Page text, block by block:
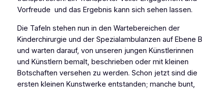
Vorfreude und das Ergebnis kann sich sehen lassen.
Die Tafeln stehen nun in den Wartebereichen der
Kinderchirurgie und der Spezialambulanzen auf Ebene B
und warten darauf, von unseren jungen Künstlerinnen
und Künstlern bemalt, beschrieben oder mit kleinen
Botschaften versehen zu werden. Schon jetzt sind die
ersten kleinen Kunstwerke entstanden; manche bunt,